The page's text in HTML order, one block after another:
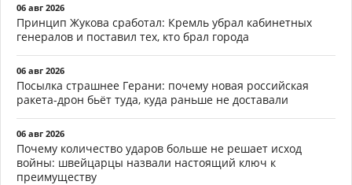
06 авг 2026
Принцип Жукова сработал: Кремль убрал кабинетных
генералов и поставил тех, кто брал города
06 авг 2026
Посылка страшнее Герани: почему новая российская
ракета-дрон бьёт туда, куда раньше не доставали
06 авг 2026
Почему количество ударов больше не решает исход
войны: швейцарцы назвали настоящий ключ к
преимуществу